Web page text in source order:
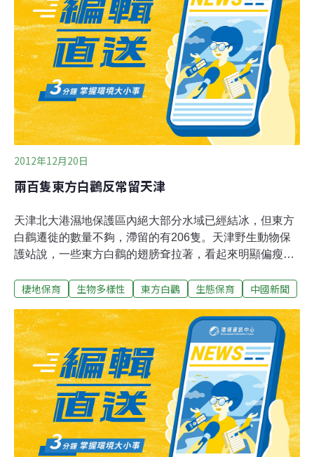
大遷徙。中國位於北半球，鳥類遷徙路線一般是春天向北
飛，秋天向南飛。「飛得過這個山頭，飛不過那個山
頭。」這是湖南鳥類保護志願者李鋒對鳥類遷徙中遭受殺
戮的形容。從2012年9月份起，他和另外兩名志願者一起
到湖南杜東縣的「千年鳥道」，進行了持續暗訪。所謂的
千年鳥道，就是鳥類遷徙過程中的一些必由之路，往往是
兩三座山的埡口。暗訪發現，每年秋分之
2012年12月20日
兩百隻東方白鸛反常留天津
天津北大港濕地保護區內絕大部分水域已經結冰，但東方
白鸛遷徙的數量不夠，滯留的有206隻。天津野生動物保
護站說，一些東方白鸛的翅膀耷拉著，看起來明顯偏瘦。
鸛的遷徙慣例，數以百計的東方白鸛往往在11月初遷徙到
徙，但今年情況實屬反常。東方白鸛屬大型涉禽，是被列
入《瀕危野生動植物種國際貿易公約》附錄一的瀕危珍稀
鳥類，全球約有2500至3000隻。牠們常在沼澤、濕地、塘
邊涉水覓食，主要以小魚、蛙、昆蟲等為生，在中國東北
與俄羅斯交界處繁殖，每年10－11月沿東部海岸線遷徙至
長江下游及以南地區越冬。
棲地保育 生物多樣性 東方白鸛 生態保育 中國新聞